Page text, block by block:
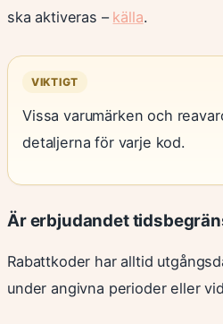
ska aktiveras – källa.
VIKTIGT
Vissa varumärken och
detaljerna för varje kod.
Är erbjudandet
Rabattkoder har alltid
under angivna perioder eller